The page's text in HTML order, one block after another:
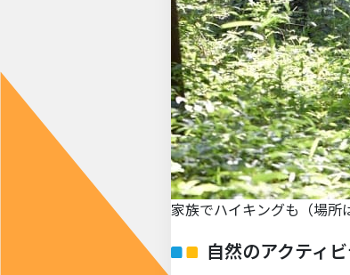
家族でハイキングも（場所
自然のアクティ